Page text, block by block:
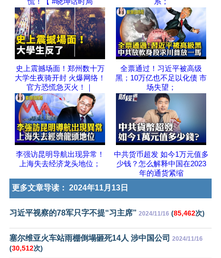
史上震撼场面！郑州数十万
大学生夜骑开封 火爆网络！
官方恐慌急灭火！｜
全票通过！习近平被高级
黑；10万亿也不足以化债 市
场失望；
李强访昆明导航出现异常！
上海失去经济龙头地位；
中共货币超发 如今1万元值多
少钱？怎么解释中国在2023
年的通货紧缩
更多文章导读： 2024年11月13日
习近平视察的78军只字不提“习主席” 2024/11/16 (85,462次)
塞尔维亚火车站雨棚倒塌砸死14人 涉中国公司 2024/11/16
(30,512次)